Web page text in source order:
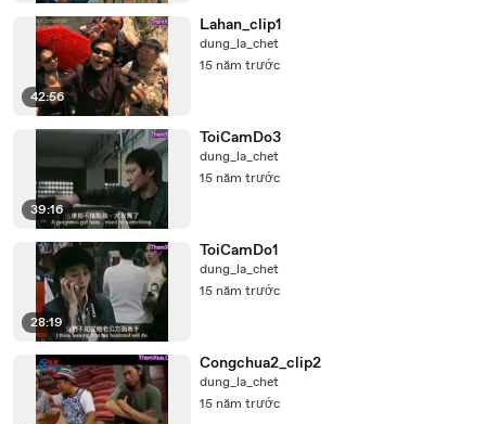
42:56
Lahan_clip1
dung_la_chet
15 năm trước
39:16
ToiCamDo3
dung_la_chet
15 năm trước
28:19
ToiCamDo1
dung_la_chet
15 năm trước
Congchua2_clip2
dung_la_chet
15 năm trước